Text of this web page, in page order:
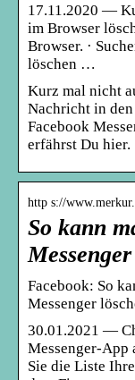
17.11.2020 —
im Browser
Browser. ·
löschen …
Kurz mal nicht
Nachricht in
Facebook
erfährst Du hier.
http s://
So kann
Facebook: So
Messenger
30.01.2021 —
Messenger-App
Sie die Liste